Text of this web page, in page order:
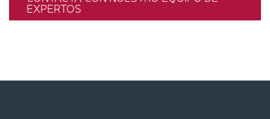
EXPERTOS